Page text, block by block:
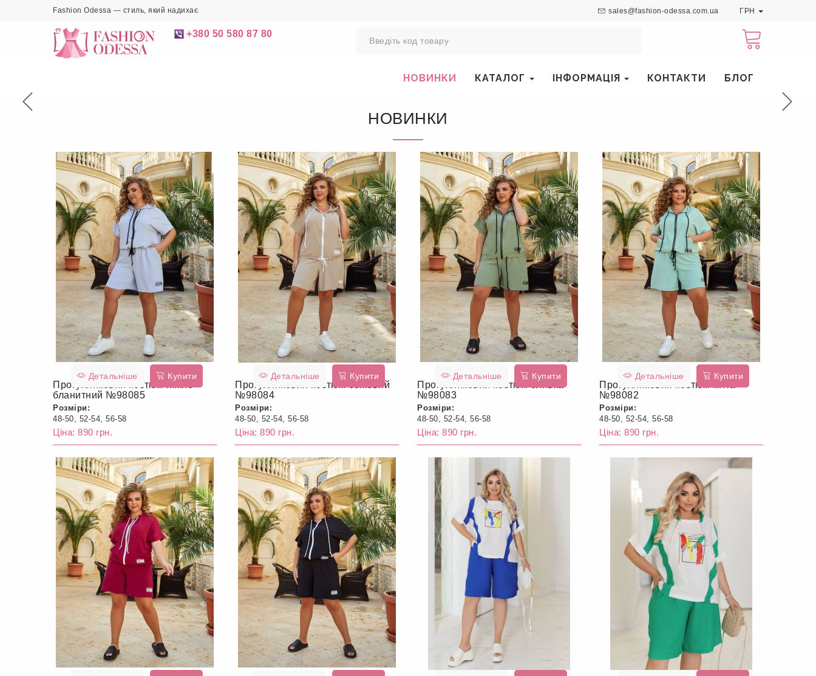
Fashion Odessa — стиль, який надихає sales@fashion-odessa.com.ua ГРН
+380 50 580 87 80
НОВИНКИ КАТАЛОГ ІНФОРМАЦІЯ КОНТАКТИ БЛОГ
НОВИНКИ
Детальніше Купити
Прогулянковий костюм ніжно-
бланитний №98085
Розміри:
48-50, 52-54, 56-58
Ціна: 890 грн.
Детальніше Купити
Прогулянковий костюм бежевий
№98084
Розміри:
48-50, 52-54, 56-58
Ціна: 890 грн.
Детальніше Купити
Прогулянковий костюм оливка
№98083
Розміри:
48-50, 52-54, 56-58
Ціна: 890 грн.
Детальніше Купити
Прогулянковий костюм мята
№98082
Розміри:
48-50, 52-54, 56-58
Ціна: 890 грн.